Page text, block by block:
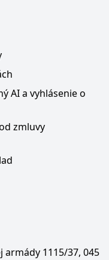
AI a vyhlásenie o
zmluvy
armády 1115/37, 045